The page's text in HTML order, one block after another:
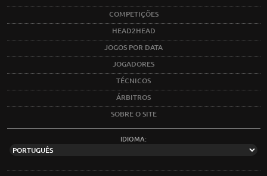
COMPETIÇÕES
HEAD2HEAD
JOGOS POR DATA
JOGADORES
TÉCNICOS
ÁRBITROS
SOBRE O SITE
IDIOMA: